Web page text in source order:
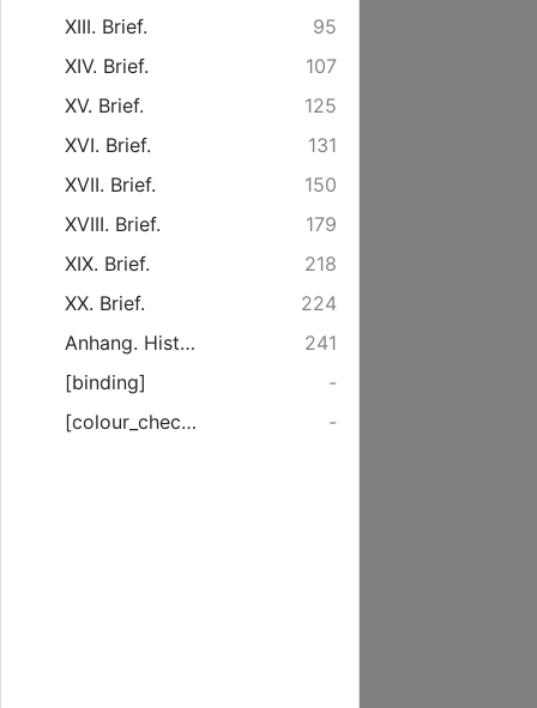
XIII. Brief.
95
XIV. Brief.
107
XV. Brief.
125
XVI. Brief.
131
XVII. Brief.
150
XVIII. Brief.
179
XIX. Brief.
218
XX. Brief.
224
Anhang. Historische Betrachtung der Religion, von Erschaffung der Welt an, bis zu dem Anfange der christlichen Kirche unter den Aposteln. Zum Unterricht anwachsender Kinder.
241
[binding]
-
[colour_checker]
-